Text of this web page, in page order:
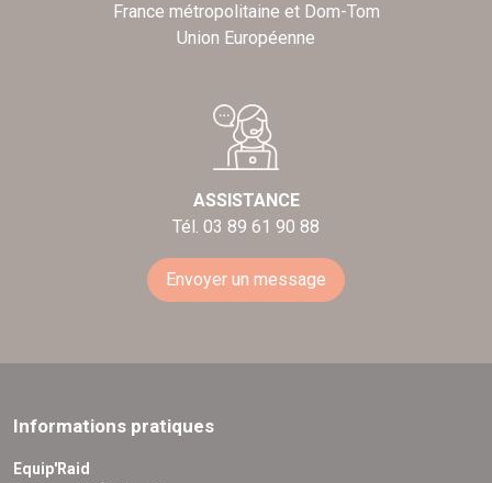
France métropolitaine et Dom-Tom
Union Européenne
ASSISTANCE
Tél. 03 89 61 90 88
Envoyer un message
Informations pratiques
Equip'Raid